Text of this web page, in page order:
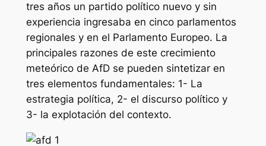
tres años un partido político nuevo y sin
experiencia ingresaba en cinco parlamentos
regionales y en el Parlamento Europeo. La
principales razones de este crecimiento
meteórico de AfD se pueden sintetizar en
tres elementos fundamentales: 1- La
estrategia política, 2- el discurso político y
3- la explotación del contexto.